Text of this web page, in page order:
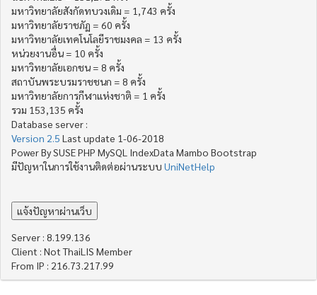
มหาวิทยาลัยสังกัดทบวงเดิม = 1,743 ครั้ง
มหาวิทยาลัยราชภัฏ = 60 ครั้ง
มหาวิทยาลัยเทคโนโลยีราชมงคล = 13 ครั้ง
หน่วยงานอื่น = 10 ครั้ง
มหาวิทยาลัยเอกชน = 8 ครั้ง
สถาบันพระบรมราชชนก = 8 ครั้ง
มหาวิทยาลัยการกีฬาแห่งชาติ = 1 ครั้ง
รวม 153,135 ครั้ง
Database server :
Version 2.5 Last update 1-06-2018
Power By SUSE PHP MySQL IndexData Mambo Bootstrap
มีปัญหาในการใช้งานติดต่อผ่านระบบ UniNetHelp
Server : 8.199.136
Client : Not ThaiLIS Member
From IP : 216.73.217.99